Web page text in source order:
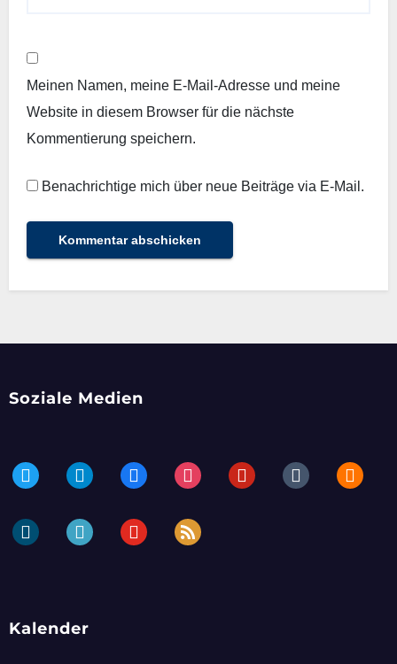
Meinen Namen, meine E-Mail-Adresse und meine
Website in diesem Browser für die nächste
Kommentierung speichern.
Benachrichtige mich über neue Beiträge via E-Mail.
Soziale Medien
twitter telegramfacebookinstagrampinteresttumblr blogger
dailymotionperiscopeyoutube rss
Kalender